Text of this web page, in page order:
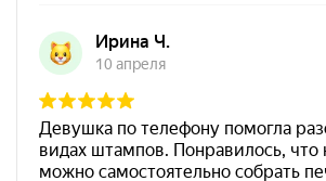
от 550
Печать ИП № Р69
Штемпельная подушка
1800